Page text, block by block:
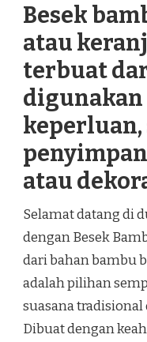
Besek
atau
terbuat
atau
Selamat datang di
dengan Besek
dari bahan bambu
adalah pilihan
suasana
Dibuat dengan